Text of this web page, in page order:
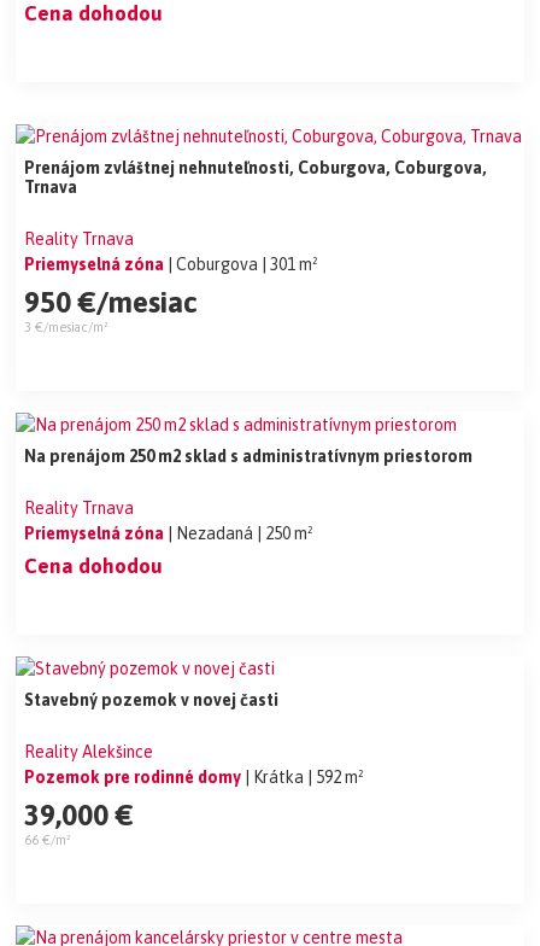
Cena dohodou
Prenájom zvláštnej nehnuteľnosti, Coburgova, Coburgova,
Trnava
Reality Trnava
Priemyselná zóna
| Coburgova | 301 m²
950 €/mesiac
3 €/mesiac/m²
Na prenájom 250 m2 sklad s administratívnym priestorom
Reality Trnava
Priemyselná zóna
| Nezadaná | 250 m²
Cena dohodou
Stavebný pozemok v novej časti
Reality Alekšince
Pozemok pre rodinné domy
| Krátka | 592 m²
39,000 €
66 €/m²